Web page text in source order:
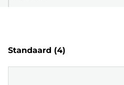
Standaard (4)